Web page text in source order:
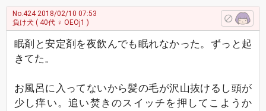
No.4242018/02/10 07:53
負け犬 ( 40代 ♀ OEOj1 )
眠剤と安定剤を夜飲んでも眠れなかった。ずっと起
きてた。
お風呂に入ってないから髪の毛が沢山抜けるし頭が
少し痒い。追い焚きのスイッチを押してこようか